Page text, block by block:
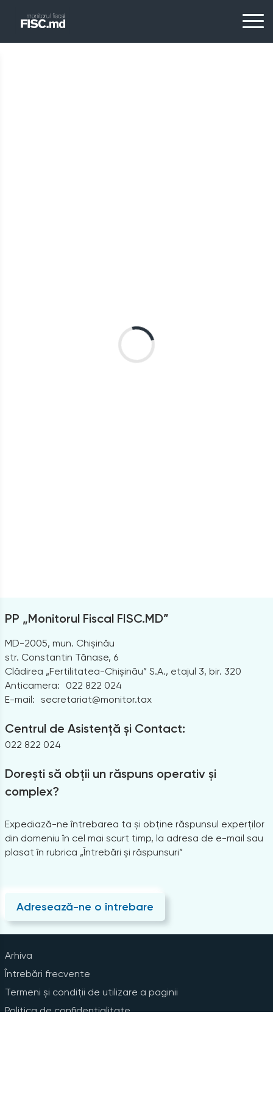
PP „Monitorul Fiscal FISC.MD”
MD-2005, mun. Chișinău
str. Constantin Tănase, 6
Clădirea „Fertilitatea-Chișinău” S.A., etajul 3, bir. 320
Anticamera:
022 822 024
E-mail: secretariat@monitor.tax
Centrul de Asistență și Contact:
022 822 024
Dorești să obții un răspuns operativ și
complex?
Expediază-ne întrebarea ta și obține răspunsul experților
din domeniu în cel mai scurt timp, la adresa de e-mail sau
plasat în rubrica „Întrebări și răspunsuri”
Adresează-ne o întrebare
Arhiva
Întrebări frecvente
Termeni și condiții de utilizare a paginii
Politica de confidențialitate